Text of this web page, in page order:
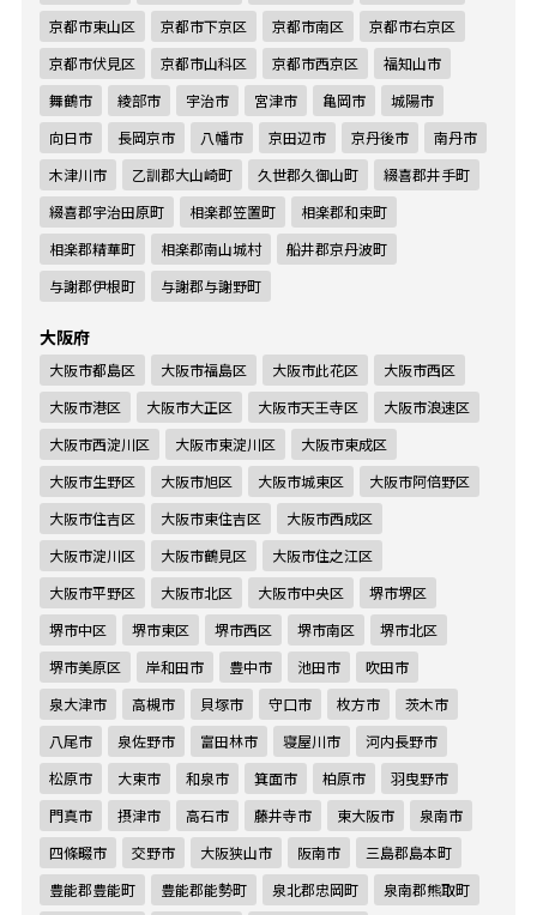
京都市東山区
京都市下京区 京都市南区
京都市右京区
京都市伏見区
京都市山科区 京都市西京区
福知山市
舞鶴市
綾部市 宇治市 宮津市 亀岡市
城陽市
向日市
長岡京市 八幡市 京田辺市 京丹後市
南丹市
木津川市
乙訓郡大山崎町 久世郡久御山町
綴喜郡井手町
綴喜郡宇治田原町
相楽郡笠置町
相楽郡和束町
相楽郡精華町
相楽郡南山城村
船井郡京丹波町
与謝郡伊根町
与謝郡与謝野町
大阪府
大阪市都島区 大阪市福島区 大阪市此花区
大阪市西区
大阪市港区
大阪市大正区 大阪市天王寺区
大阪市浪速区
大阪市西淀川区
大阪市東淀川区
大阪市東成区
大阪市生野区
大阪市旭区 大阪市城東区
大阪市阿倍野区
大阪市住吉区
大阪市東住吉区
大阪市西成区
大阪市淀川区
大阪市鶴見区
大阪市住之江区
大阪市平野区
大阪市北区 大阪市中央区
堺市堺区
堺市中区
堺市東区 堺市西区 堺市南区
堺市北区
堺市美原区
岸和田市 豊中市 池田市
吹田市
泉大津市
高槻市 貝塚市 守口市 枚方市
茨木市
八尾市
泉佐野市 富田林市 寝屋川市
河内長野市
松原市
大東市 和泉市 箕面市 柏原市
羽曳野市
門真市
摂津市 高石市 藤井寺市 東大阪市
泉南市
四條畷市
交野市 大阪狭山市 阪南市
三島郡島本町
豊能郡豊能町
豊能郡能勢町 泉北郡忠岡町
泉南郡熊取町